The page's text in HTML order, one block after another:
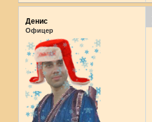
Денис
Офицер